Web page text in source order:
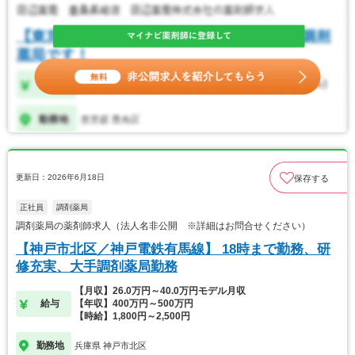
更新日：2026年6月18日 保存する
正社員 調剤薬局
調剤薬局の薬剤師求人（法人名非公開 ※詳細はお問合せください）
【神戸市北区／神戸電鉄有馬線】 18時まで勤務、研
修充実、大手調剤薬局勤務
給与
【月収】26.0万円～40.0万円モデル月収
【年収】400万円～500万円
【時給】1,800円～2,500円
勤務地 兵庫県 神戸市北区